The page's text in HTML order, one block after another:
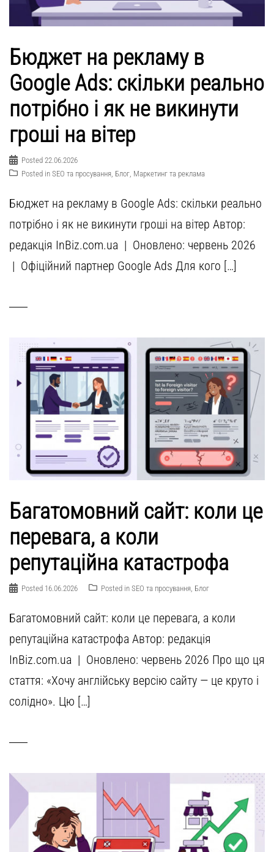
Бюджет на рекламу в
Google Ads: скільки реально
потрібно і як не викинути
гроші на вітер
Posted 22.06.2026
Posted in SEO та просування Блог Маркетинг та реклама
Бюджет на рекламу в Google Ads: скільки реально
потрібно і як не викинути гроші на вітер Автор:
редакція InBiz.com.ua | Оновлено: червень 2026
| Офіційний партнер Google Ads Для кого […]
Багатомовний сайт: коли це
перевага, а коли
репутаційна катастрофа
Posted 16.06.2026 Posted in SEO та просування Блог
Багатомовний сайт: коли це перевага, а коли
репутаційна катастрофа Автор: редакція
InBiz.com.ua | Оновлено: червень 2026 Про що ця
стаття: «Хочу англійську версію сайту — це круто і
солідно». Цю […]